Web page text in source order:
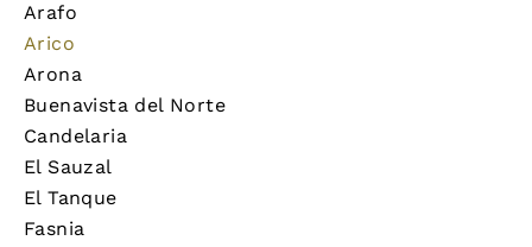
Arafo
Arico
Arona
Buenavista del Norte
Candelaria
El Sauzal
El Tanque
Fasnia